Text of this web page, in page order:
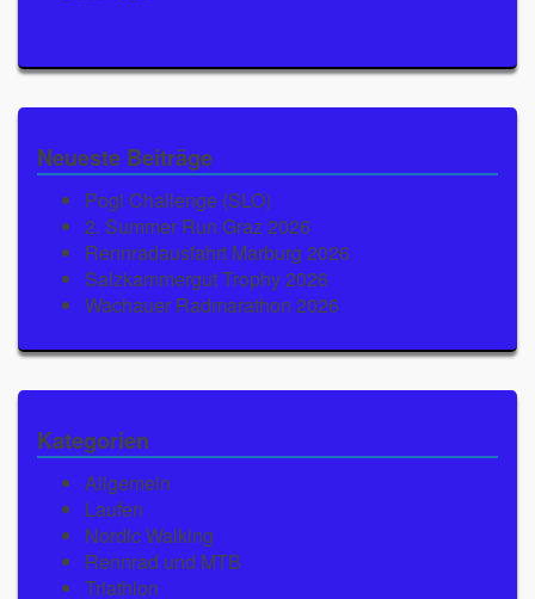
Neueste Beiträge
Pogi Challenge (SLO)
2. Summer Run Graz 2026
Rennradausfahrt Marburg 2026
Salzkammergut Trophy 2026
Wachauer Radmarathon 2026
Kategorien
Allgemein
Laufen
Nordic Walking
Rennrad und MTB
Triathlon